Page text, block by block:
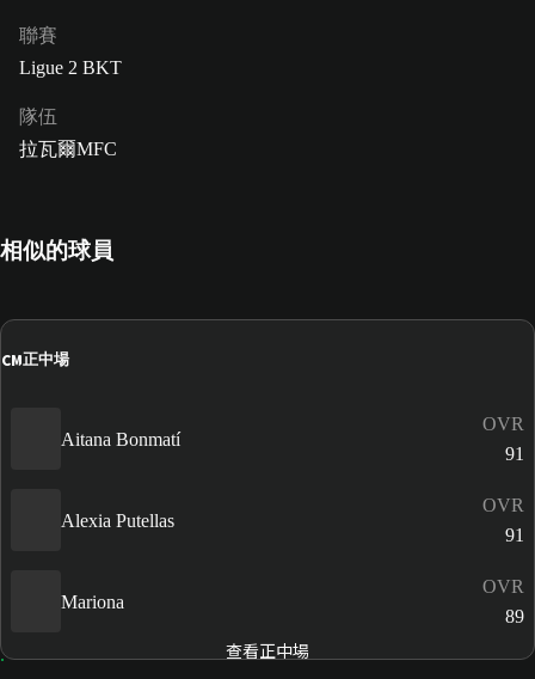
聯賽
Ligue 2 BKT
隊伍
拉瓦爾MFC
相似的球員
CM正中場
Aitana Bonmatí
OVR
91
Alexia Putellas
OVR
91
Mariona
OVR
89
查看正中場